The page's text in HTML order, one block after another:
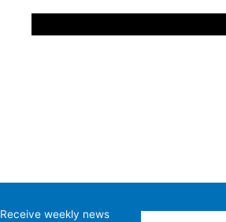
Receive weekly news